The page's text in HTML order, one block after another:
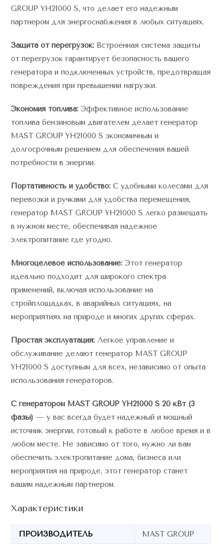
GROUP YH21000 S, что делает его надежным
партнером для энергоснабжения в любых ситуациях.
Защита от перегрузок: Встроенная система защиты
от перегрузок гарантирует безопасность вашего
генератора и подключенных устройств, предотвращая
повреждения при превышении нагрузки.
Экономия топлива: Эффективное использование
топлива бензиновым двигателем делает генератор
MAST GROUP YH21000 S экономичным и
долгосрочным решением для обеспечения вашей
потребности в энергии.
Портативность и удобство: С удобными колесами для
перевозки и ручками для удобства перемещения,
генератор MAST GROUP YH21000 S легко размещать
в нужном месте, обеспечивая надежное
электропитание где угодно.
Многоцелевое использование: Этот генератор
идеально подходит для широкого спектра
применений, включая использование на
стройплощадках, в аварийных ситуациях, на
мероприятиях на природе и многих других сферах.
Простая эксплуатация: Легкое управление и
обслуживание делают генератор MAST GROUP
YH21000 S доступным для всех, независимо от опыта
использования генераторов.
С генератором MAST GROUP YH21000 S 20 кВт (3
фазы) — у вас всегда будет надежный и мощный
источник энергии, готовый к работе в любое время и в
любом месте. Не зависимо от того, нужно ли вам
обеспечить электропитание дома, бизнеса или
мероприятия на природе, этот генератор станет
вашим надежным партнером.
Характеристики
ПРОИЗВОДИТЕЛЬ MAST GROUP